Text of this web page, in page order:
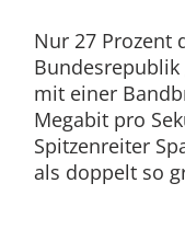
Nur 27 Prozent
mit einer
Megabit pro
Spitzenreiter
als doppelt so